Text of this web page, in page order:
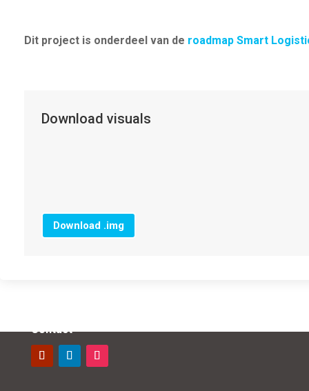
Dit project is onderdeel van de roadmap Smart
Download visuals
Download .img
Contact